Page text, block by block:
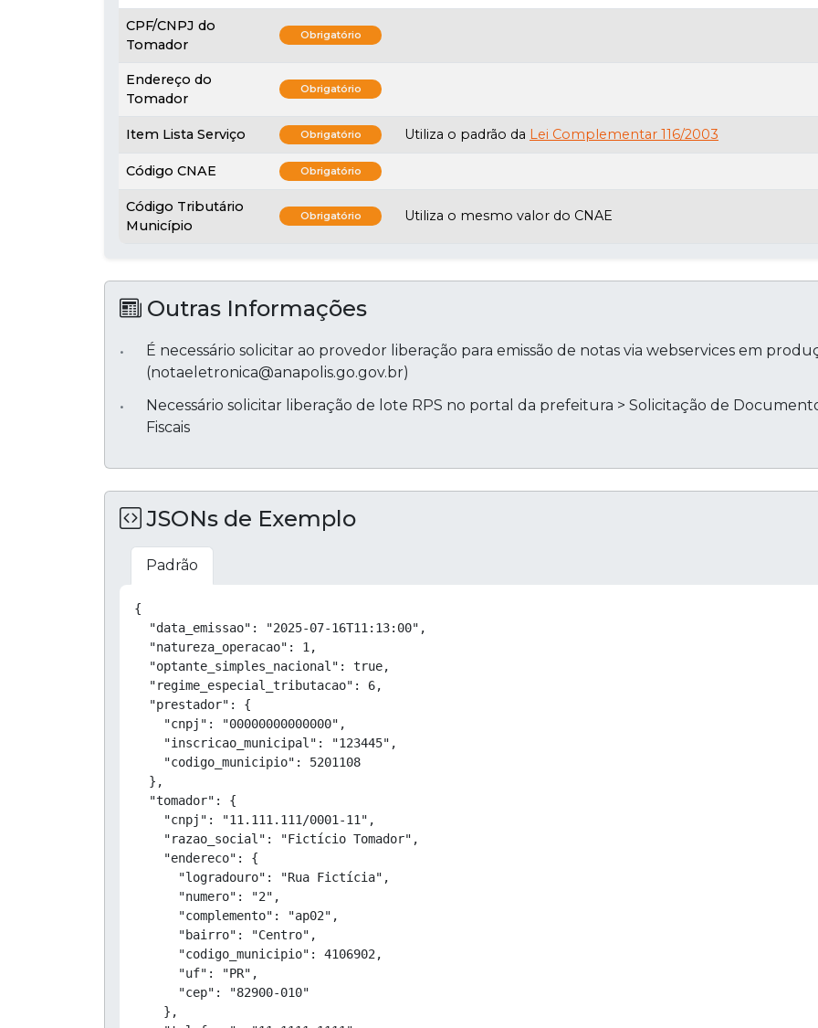
CPF/CNPJ do
Tomador
Obrigatório
Endereço do
Tomador
Obrigatório
Item Lista Serviço Obrigatório Utiliza o padrão da Lei Complementar 116/2003
Código CNAE Obrigatório
Código Tributário
Município
Obrigatório Utiliza o mesmo valor do CNAE
Outras Informações
É necessário solicitar ao provedor liberação para emissão de notas via webservices em
(notaeletronica@anapolis.go.gov.br)
Necessário solicitar liberação de lote RPS no portal da prefeitura > Solicitação de
Fiscais
JSONs de Exemplo
Padrão
{
  "data_emissao": "2025-07-16T11:13:00",
  "natureza_operacao": 1,
  "optante_simples_nacional": true,
  "regime_especial_tributacao": 6,
  "prestador": {
    "cnpj": "00000000000000",
    "inscricao_municipal": "123445",
    "codigo_municipio": 5201108
  },
  "tomador": {
    "cnpj": "11.111.111/0001-11",
    "razao_social": "Fictício Tomador",
    "endereco": {
      "logradouro": "Rua Fictícia",
      "numero": "2",
      "complemento": "ap02",
      "bairro": "Centro",
      "codigo_municipio": 4106902,
      "uf": "PR",
      "cep": "82900-010"
    },